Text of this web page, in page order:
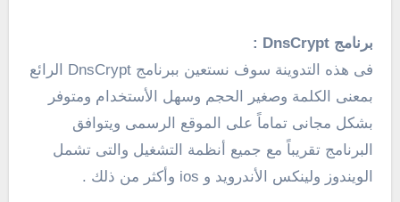
برنامج DnsCrypt :
فى هذه التدوينة سوف نستعين ببرنامج DnsCrypt الرائع
بمعنى الكلمة وصغير الحجم وسهل الأستخدام ومتوفر
بشكل مجانى تماماً على الموقع الرسمى ويتوافق
البرنامج تقريباً مع جميع أنظمة التشغيل والتى تشمل
الويندوز ولينكس الأندرويد و ios وأكثر من ذلك .